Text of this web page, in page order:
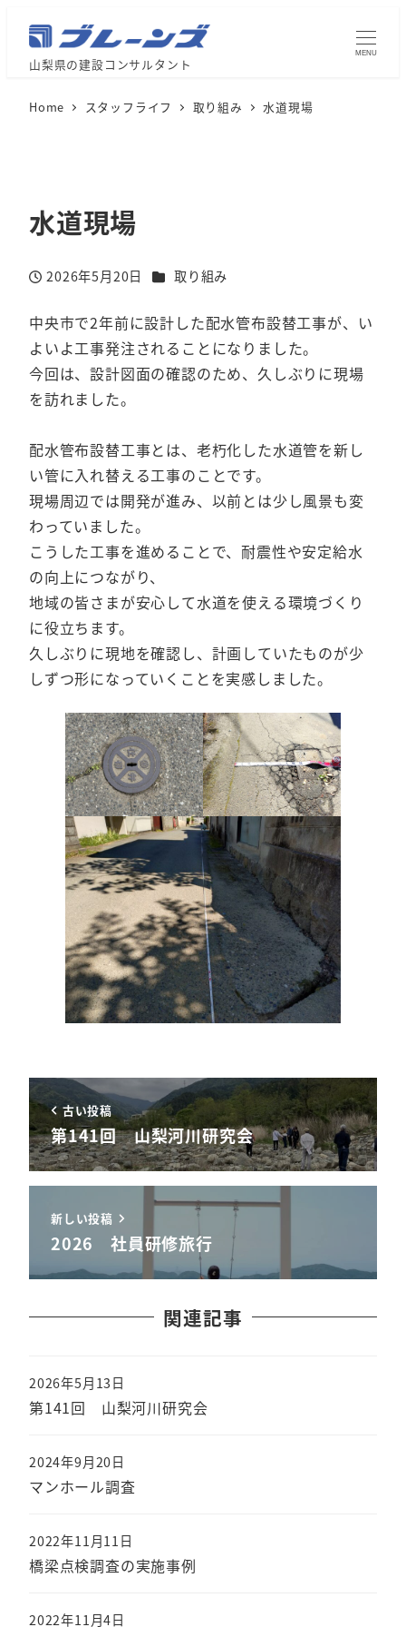
山梨県の建設コンサルタント
MENU
Home スタッフライフ 取り組み 水道現場
水道現場
投稿日
2026年5月20日 カテゴリー
取り組み
中央市で2年前に設計した配水管布設替工事が、い
よいよ工事発注されることになりました。
今回は、設計図面の確認のため、久しぶりに現場
を訪れました。
配水管布設替工事とは、老朽化した水道管を新し
い管に入れ替える工事のことです。
現場周辺では開発が進み、以前とは少し風景も変
わっていました。
こうした工事を進めることで、耐震性や安定給水
の向上につながり、
地域の皆さまが安心して水道を使える環境づくり
に役立ちます。
久しぶりに現地を確認し、計画していたものが少
しずつ形になっていくことを実感しました。
古い投稿
第141回 山梨河川研究会
新しい投稿
2026 社員研修旅行
関連記事
第141回 山梨河川研究会
2026年5月13日
マンホール調査
2024年9月20日
橋梁点検調査の実施事例
2022年11月11日
2022年11月4日